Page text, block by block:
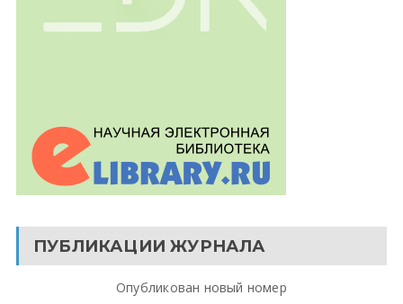
ПУБЛИКАЦИИ ЖУРНАЛА
Опубликован новый номер